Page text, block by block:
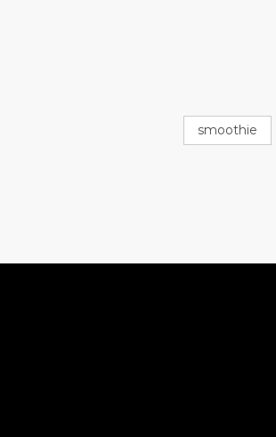
smoothie